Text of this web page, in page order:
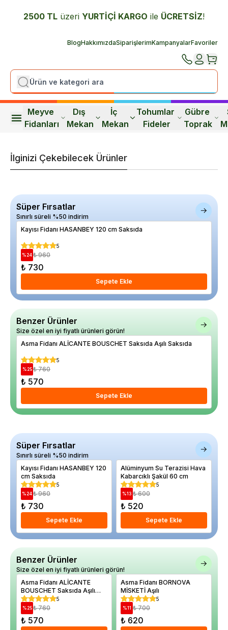
2500 TL üzeri YURTİÇİ KARGO ile ÜCRETSİZ!
BlogHakkımızdaSiparişlerimKampanyalarFavoriler
Meyve
Fidanları
Dış
Mekan
İç
Mekan
Tohumlar
Fideler
Gübre
Toprak
İlginizi Çekebilecek Ürünler
Süper Fırsatlar
Sınırlı süreli %50 indirim
Kayısı Fidanı HASANBEY 120 cm Saksıda
5
%24 ₺ 960
₺ 730
Sepete Ekle
Benzer Ürünler
Size özel en iyi fiyatlı ürünleri görün!
Asma Fidanı ALİCANTE BOUSCHET Saksıda Aşılı Saksıda
5
%25 ₺ 760
₺ 570
Sepete Ekle
Süper Fırsatlar
Sınırlı süreli %50 indirim
Kayısı Fidanı HASANBEY 120
cm Saksıda
5
%24 ₺ 960
₺ 730
Sepete Ekle
Alüminyum Su Terazisi Hava
Kabarcıklı Şakül 60 cm
5
%13 ₺ 600
₺ 520
Sepete Ekle
Benzer Ürünler
Size özel en iyi fiyatlı ürünleri görün!
Asma Fidanı ALİCANTE
BOUSCHET Saksıda Aşılı
Saksıda
5
%25 ₺ 760
₺ 570
Asma Fidanı BORNOVA
MİSKETİ Aşılı
5
%11 ₺ 700
₺ 620